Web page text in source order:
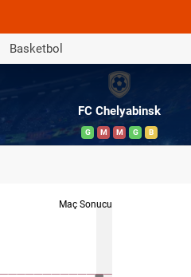
Basketbol
FC Chelyabinsk
G M M G B
Maç Sonucu